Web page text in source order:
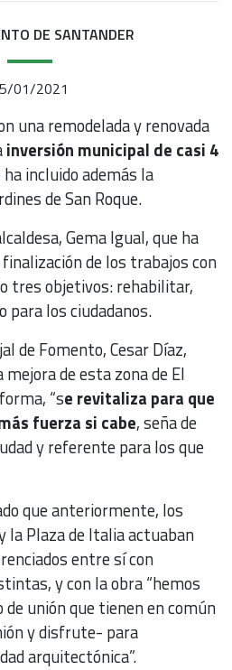
DE SANTANDER
01/2021
una remodelada y renovada
inversión municipal de casi 4
ha incluido además la
de San Roque.
Gema Igual, que ha
de los trabajos con
tres objetivos: rehabilitar,
para los ciudadanos.
de Fomento, Cesar Díaz,
de esta zona de El
“se revitaliza para que
fuerza si cabe, seña de
y referente para los que
que anteriormente, los
la Plaza de Italia actuaban
entre sí con
y con la obra “hemos
unión que tienen en común
y disfrute- para
arquitectónica”.